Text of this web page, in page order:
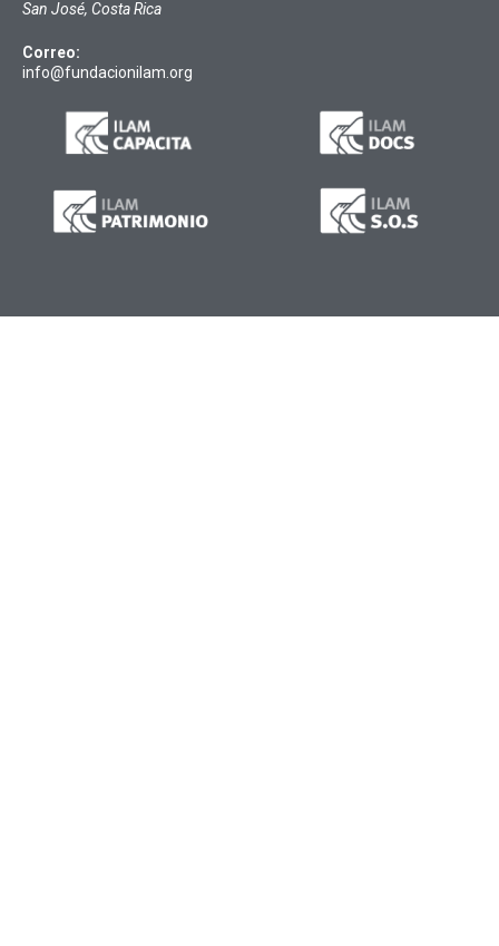
San José, Costa Rica
Correo:
info@fundacionilam.org